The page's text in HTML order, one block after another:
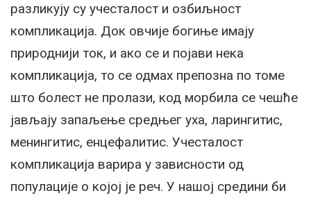
разликују су учесталост и озбиљност
компликација. Док овчије богиње имају
природнији ток, и ако се и појави нека
компликација, то се одмах препозна по томе
што болест не пролази, код морбила се чешће
јављају запаљење средњег уха, ларингитис,
менингитис, енцефалитис. Учесталост
компликација варира у зависности од
популације о којој је реч. У нашој средини би